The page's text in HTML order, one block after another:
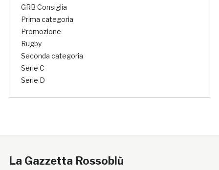
GRB Consiglia
Prima categoria
Promozione
Rugby
Seconda categoria
Serie C
Serie D
La Gazzetta Rossoblù